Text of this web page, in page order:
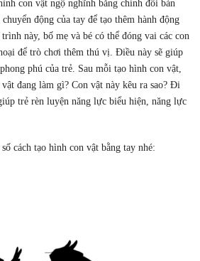
con vật ngộ nghĩnh bằng chính đôi bàn
động của tay để tạo thêm hành động
này, bố mẹ và bé có thể đóng vai các con
để trò chơi thêm thú vị. Điều này sẽ giúp
phú của trẻ. Sau mỗi tạo hình con vật,
đang làm gì? Con vật này kêu ra sao? Đi
trẻ rèn luyện năng lực biểu hiện, năng lực
cách tạo hình con vật bằng tay nhé: